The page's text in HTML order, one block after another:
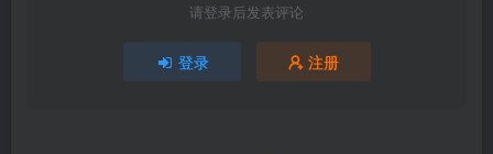
请登录后发表评论
登录 注册